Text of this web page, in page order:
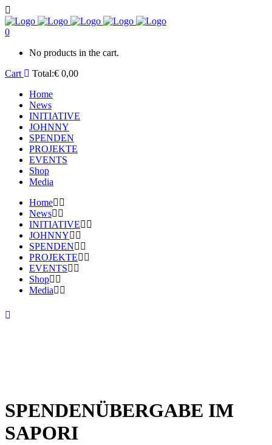
0
No products in the cart.
Cart
Total:€ 0,00
Home
News
INITIATIVE
JOHNNY
SPENDEN
PROJEKTE
EVENTS
Shop
Media
Home
News
INITIATIVE
JOHNNY
SPENDEN
PROJEKTE
EVENTS
Shop
Media
SPENDENÜBERGABE IM
SAPORI